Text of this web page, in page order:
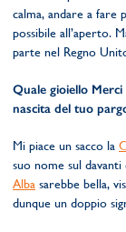
calma, andare a fare
possibile all’aperto.
parte nel Regno
Quale gioiello
nascita del tuo
Mi piace un sacco la
suo nome sul
Alba sarebbe bella,
dunque un doppio